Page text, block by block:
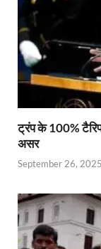
ट्रंप के 100% टैरिफ
असर
September 26, 2025